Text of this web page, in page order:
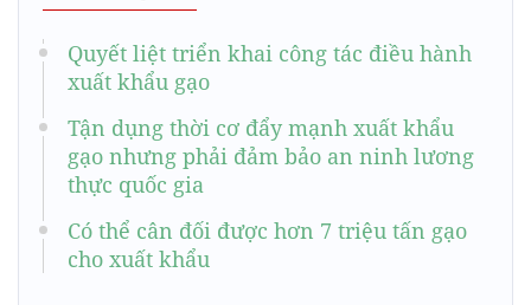
Quyết liệt triển khai công tác điều hành
xuất khẩu gạo
Tận dụng thời cơ đẩy mạnh xuất khẩu
gạo nhưng phải đảm bảo an ninh lương
thực quốc gia
Có thể cân đối được hơn 7 triệu tấn gạo
cho xuất khẩu